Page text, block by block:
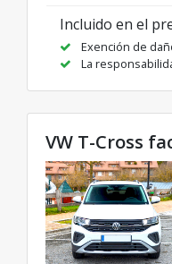
Incluido en el
Exención de
La
VW T-Cross